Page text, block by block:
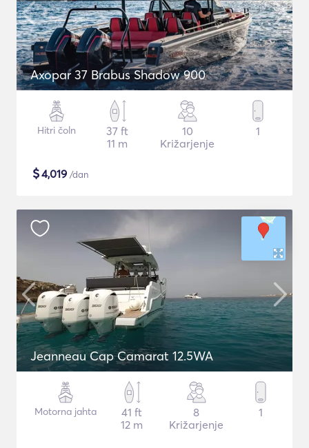
Axopar 37 Brabus Shadow 900
Hitri čoln
37 ft
11 m
10
Križarjenje
1
$4,019 /dan
Jeanneau Cap Camarat 12.5WA
Motorna jahta
41 ft
12 m
8
Križarjenje
1